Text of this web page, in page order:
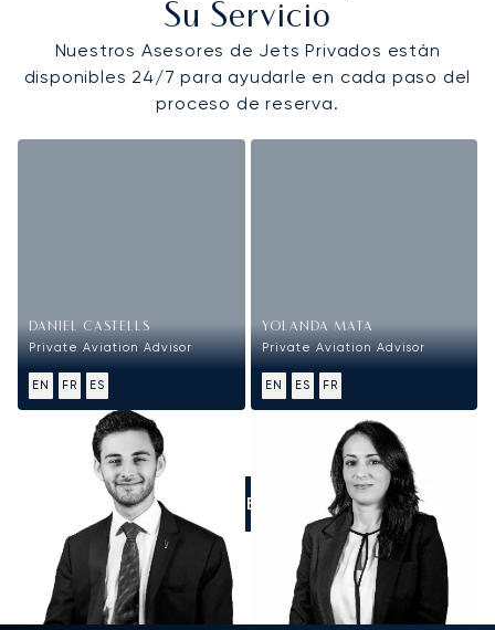
Su Servicio
Nuestros Asesores de Jets Privados están
disponibles 24/7 para ayudarle en cada paso del
proceso de reserva.
DANIEL CASTELLS
Private Aviation Advisor
EN FR ES
YOLANDA MATA
Private Aviation Advisor
EN ES FR
LLÁMENOS